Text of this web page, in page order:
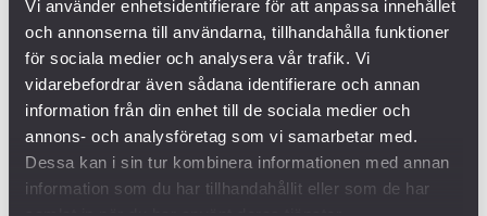
Vi använder enhetsidentifierare för att anpassa innehållet
och annonserna till användarna, tillhandahålla funktioner
för sociala medier och analysera vår trafik. Vi
vidarebefordrar även sådana identifierare och annan
information från din enhet till de sociala medier och
annons- och analysföretag som vi samarbetar med.
Dessa kan i sin tur kombinera informationen med annan
information som du har tillhandahållit eller som de har
VANLIGA FRÅGOR OCH SVAR OM KRIGET I
UKRAINA
SVERIGES VAPENHANDEL MED ISRAEL
KRÖNIKA: ÖB HAR RÄTT – MILITÄREN KAN INTE
VINNA FREDEN